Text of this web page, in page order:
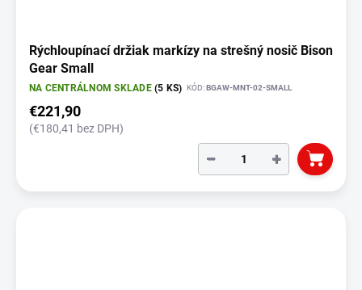
Rýchloupínací držiak markízy na strešný nosič Bison
Gear Small
NA CENTRÁLNOM SKLADE(5 KS) KÓD:BGAW-MNT-02-SMALL
€221,90
(€180,41 bez DPH)
+
−